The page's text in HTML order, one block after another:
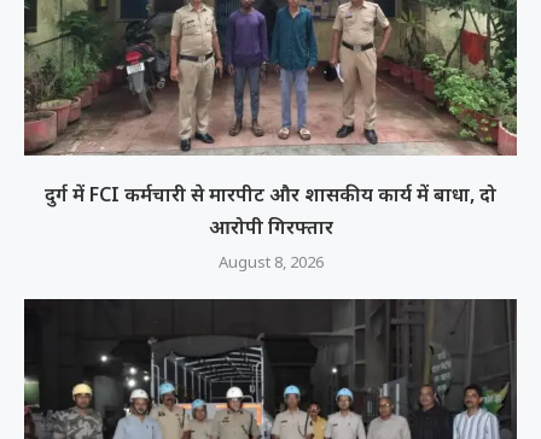
दुर्ग में FCI कर्मचारी से मारपीट और शासकीय कार्य में बाधा, दो
आरोपी गिरफ्तार
August 8, 2026